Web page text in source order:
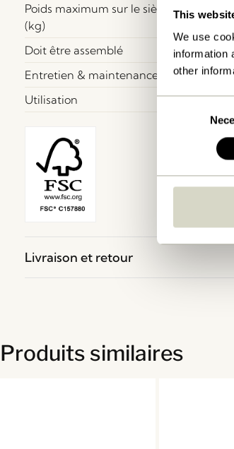
This
We use
information
other
Poids maximum sur le siège
(kg)
Doit être assemblé
Entretien & maintenance
Utilisation
Livraison et retour
Produits similaires